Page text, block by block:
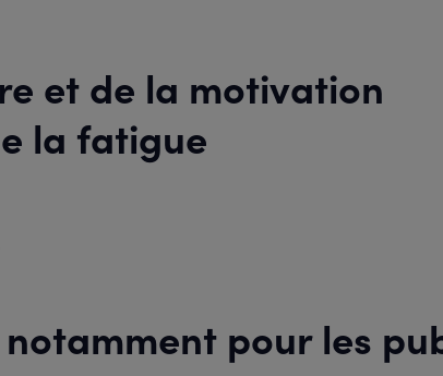
et de la motivation
la fatigue
pour les